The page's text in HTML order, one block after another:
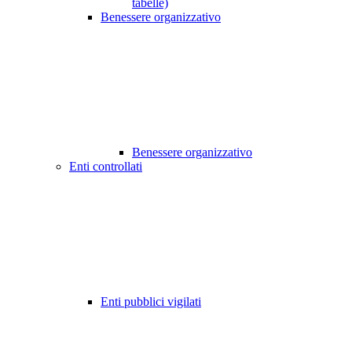
tabelle)
Benessere organizzativo
Benessere organizzativo
Enti controllati
Enti pubblici vigilati